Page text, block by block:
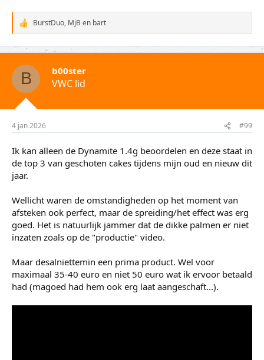
W
a
a
r
d
e
i
n
e
n
BurstDuo, MjB en bart
B b00ster
VWC lid
4 jan 2026 #99
Ik kan alleen de Dynamite 1.4g beoordelen en deze staat in
de top 3 van geschoten cakes tijdens mijn oud en nieuw dit
jaar.
Wellicht waren de omstandigheden op het moment van
afsteken ook perfect, maar de spreiding/het effect was erg
goed. Het is natuurlijk jammer dat de dikke palmen er niet
inzaten zoals op de "productie" video.
Maar desalniettemin een prima product. Wel voor
maximaal 35-40 euro en niet 50 euro wat ik ervoor betaald
had (magoed had hem ook erg laat aangeschaft...).